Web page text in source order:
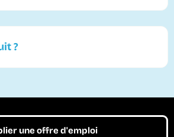
?
une offre d'emploi